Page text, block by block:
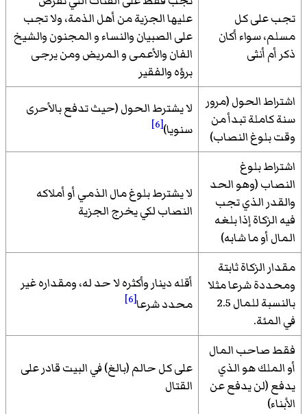
تجب على كل
مسلم، سواء أكان
ذكر أم أنثى
عليها الجزية من أهل الذمة، ولا تجب
على الصبيان والنساء و المجنون والشيخ
الفان والأعمى و المريض ومن يرجى
برؤه والفقير
اشتراط الحول (مرور
سنة كاملة تبدأ من
وقت بلوغ النصاب)
لا يشترط الحول (حيث تدفع بالأحرى
سنويا)[6]
اشتراط بلوغ
النصاب (وهو الحد
والقدر الذي تجب
فيه الزكاة إذا بلغه
المال أو ما شابه)
لا يشترط بلوغ مال الذمي أو أملاكه
النصاب لكي يخرج الجزية
مقدار الزكاة ثابتة
ومحددة شرعا مثلا
بالنسبة للمال 2.5
في المئة.
أقله دينار وأكثره لا حد له، ومقداره غير
محدد شرعا[6]
فقط صاحب المال
أو الملك هو الذي
يدفع (لن يدفع عن
الأبناء)
على كل حالم (بالغ) في البيت قادر على
القتال